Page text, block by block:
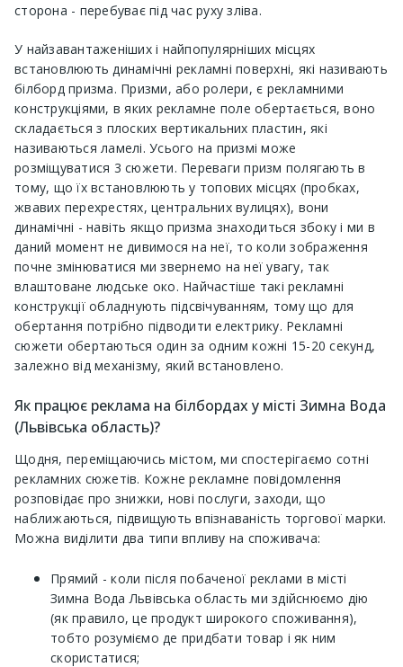
сторона - перебуває під час руху зліва.
У найзавантаженіших і найпопулярніших місцях
встановлюють динамічні рекламні поверхні, які називають
білборд призма. Призми, або ролери, є рекламними
конструкціями, в яких рекламне поле обертається, воно
складається з плоских вертикальних пластин, які
називаються ламелі. Усього на призмі може
розміщуватися 3 сюжети. Переваги призм полягають в
тому, що їх встановлюють у топових місцях (пробках,
жвавих перехрестях, центральних вулицях), вони
динамічні - навіть якщо призма знаходиться збоку і ми в
даний момент не дивимося на неї, то коли зображення
почне змінюватися ми звернемо на неї увагу, так
влаштоване людське око. Найчастіше такі рекламні
конструкції обладнують підсвічуванням, тому що для
обертання потрібно підводити електрику. Рекламні
сюжети обертаються один за одним кожні 15-20 секунд,
залежно від механізму, який встановлено.
Як працює реклама на білбордах у місті Зимна Вода
(Львівська область)?
Щодня, переміщаючись містом, ми спостерігаємо сотні
рекламних сюжетів. Кожне рекламне повідомлення
розповідає про знижки, нові послуги, заходи, що
наближаються, підвищують впізнаваність торгової марки.
Можна виділити два типи впливу на споживача:
Прямий - коли після побаченої реклами в місті
Зимна Вода Львівська область ми здійснюємо дію
(як правило, це продукт широкого споживання),
тобто розуміємо де придбати товар і як ним
скористатися;